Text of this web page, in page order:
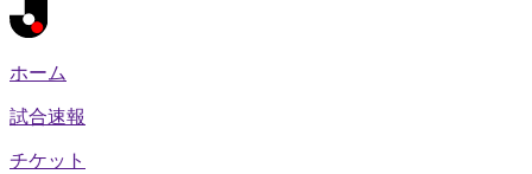
ホーム
試合速報
チケット